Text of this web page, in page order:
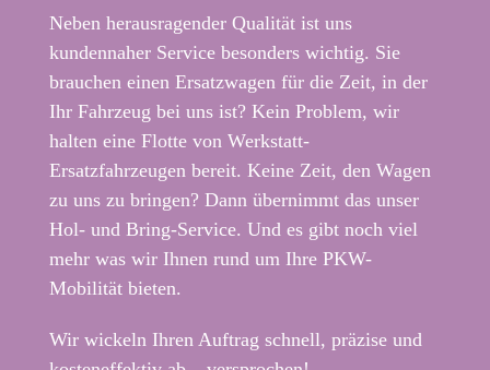
Neben herausragender Qualität ist uns
kundennaher Service besonders wichtig. Sie
brauchen einen Ersatzwagen für die Zeit, in der
Ihr Fahrzeug bei uns ist? Kein Problem, wir
halten eine Flotte von Werkstatt-
Ersatzfahrzeugen bereit. Keine Zeit, den Wagen
zu uns zu bringen? Dann übernimmt das unser
Hol- und Bring-Service. Und es gibt noch viel
mehr was wir Ihnen rund um Ihre PKW-
Mobilität bieten.
Wir wickeln Ihren Auftrag schnell, präzise und